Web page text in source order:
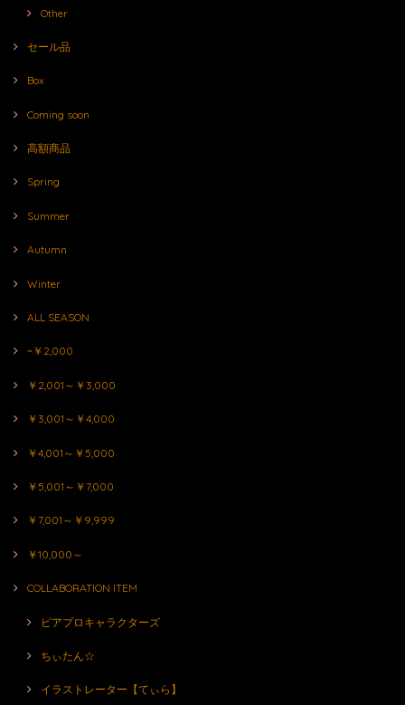
Other
セール品
Box
Coming soon
高額商品
Spring
Summer
Autumn
Winter
ALL SEASON
~￥2,000
￥2,001～￥3,000
￥3,001～￥4,000
￥4,001～￥5,000
￥5,001～￥7,000
￥7,001～￥9,999
￥10,000～
COLLABORATION ITEM
ピアプロキャラクターズ
ちぃたん☆
イラストレーター【てぃら】